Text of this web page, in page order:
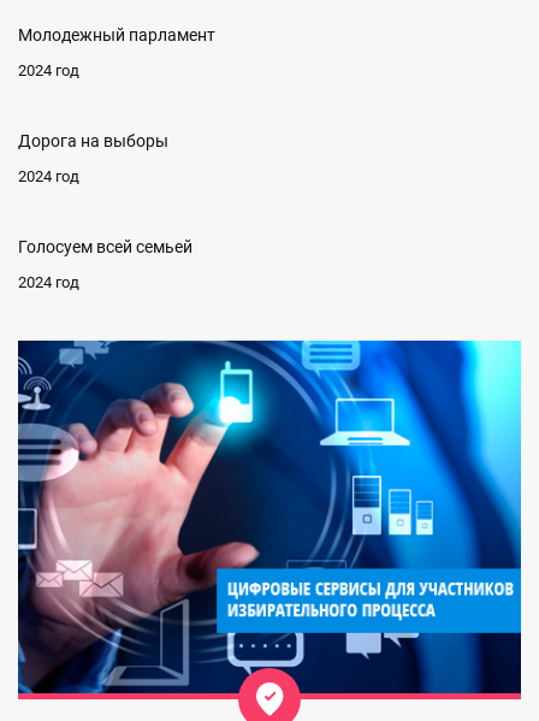
Молодежный парламент
2024 год
Дорога на выборы
2024 год
Голосуем всей семьей
2024 год